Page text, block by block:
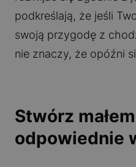
podkreślają, że jeśli
swoją przygodę z
nie znaczy, że opóźni
Stwórz
odpowiednie